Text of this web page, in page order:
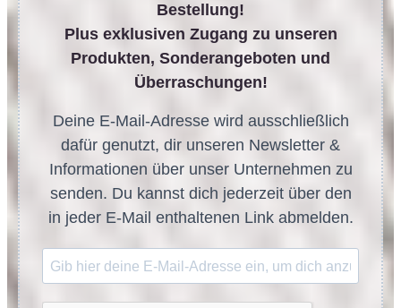
Bestellung!
Plus exklusiven Zugang zu unseren
Produkten, Sonderangeboten und
Überraschungen!
Deine E-Mail-Adresse wird ausschließlich
dafür genutzt, dir unseren Newsletter &
Informationen über unser Unternehmen zu
senden. Du kannst dich jederzeit über den
in jeder E-Mail enthaltenen Link abmelden.